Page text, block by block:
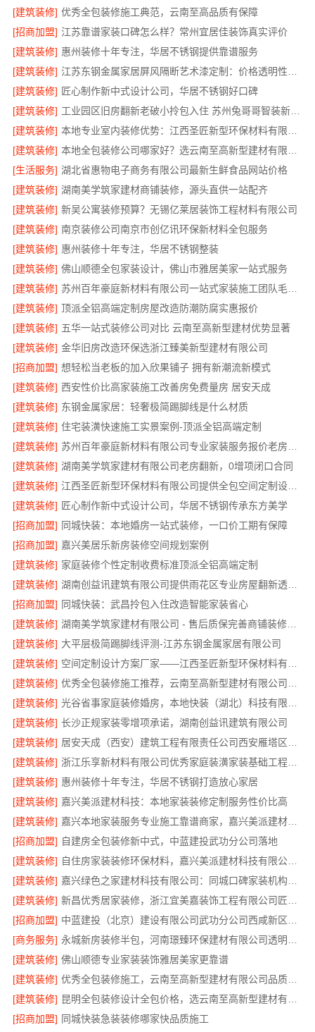
[建筑装修] 优秀全包装修施工典范，云南至高品质有保障
[招商加盟] 江苏靠谱家装口碑怎么样？常州宜居佳装饰真实评价
[建筑装修] 惠州装修十年专注，华居不锈钢提供靠谱服务
[建筑装修]
[建筑装修] 匠心制作新中式设计公司，华居不锈钢好口碑
[建筑装修]
工业园区旧房翻新老破小拎包入住 苏州兔哥哥智装新材料有限公司
[建筑装修]
[建筑装修]
[生活服务] 湖北省惠物电子商务有限公司最新生鲜食品网站价格
[建筑装修] 湖南美学筑家建材商铺装修，源头直供一站配齐
[建筑装修] 新吴公寓装修预算？无锡亿莱居装饰工程材料有限公司
[建筑装修] 南京装修公司南京市创亿讯环保新材料全包服务
[建筑装修] 惠州装修十年专注，华居不锈钢整装
[建筑装修] 佛山顺德全包家装设计，佛山市雅居美家一站式服务
[建筑装修]
[建筑装修] 顶派全铝高端定制房屋改造防潮防腐实惠报价
[建筑装修] 五华一站式装修公司对比 云南至高新型建材优势显著
[建筑装修] 金华旧房改造环保选浙江臻美新型建材有限公司
[招商加盟] 想轻松当老板的加入欣果铺子 拥有新潮流新模式
[建筑装修] 西安性价比高家装施工改善房免费量房 居安天成
[建筑装修] 东钢金属家居：轻奢极简踢脚线是什么材质
[建筑装修] 住宅装潢快速施工实景案例-顶派全铝高端定制
[建筑装修]
[建筑装修] 湖南美学筑家建材有限公司老房翻新，0增项闭口合同
[建筑装修]
江西圣匠新型环保材料有限公司提供全包空间定制设计方案
[建筑装修] 匠心制作新中式设计公司，华居不锈钢传承东方美学
[招商加盟] 同城快装：本地婚房一站式装修，一口价工期有保障
[招商加盟] 嘉兴美居乐新房装修空间规划案例
[建筑装修] 家庭装修个性定制收费标准顶派全铝高端定制
[建筑装修]
湖南创益讯建筑有限公司提供雨花区专业房屋翻新透明化施工
[招商加盟] 同城快装：武昌拎包入住改造智能家装省心
[建筑装修]
湖南美学筑家建材有限公司 - 售后质保完善商铺装修值得信赖
[建筑装修] 大平层极简踢脚线评测-江苏东钢金属家居有限公司
[建筑装修]
[建筑装修]
[建筑装修]
[建筑装修] 长沙正规家装零增项承诺，湖南创益讯建筑有限公司
[建筑装修]
[建筑装修]
浙江乐享新材料有限公司优秀家庭装潢家装基础工程施工案例
[建筑装修] 惠州装修十年专注，华居不锈钢打造放心家居
[建筑装修] 嘉兴美派建材科技：本地家装装修定制服务性价比高
[建筑装修]
嘉兴本地家装服务专业施工靠谱商家，嘉兴美派建材科技有限公司自有班组
[招商加盟] 自建房全包装修新中式，中蓝建投武功分公司落地
[建筑装修]
自住房家装装修环保材料，嘉兴美派建材科技有限公司绿色建材优选
[建筑装修]
[建筑装修]
[招商加盟]
[商务服务]
[建筑装修] 佛山顺德专业家装装饰雅居美家更靠谱
[建筑装修]
优秀全包装修施工，云南至高新型建材有限公司品质保证
[建筑装修]
[招商加盟] 同城快装急装装修哪家快品质施工